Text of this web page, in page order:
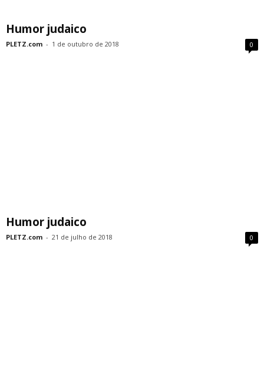
Humor judaico
PLETZ.com - 1 de outubro de 2018 0
Humor judaico
PLETZ.com - 21 de julho de 2018 0